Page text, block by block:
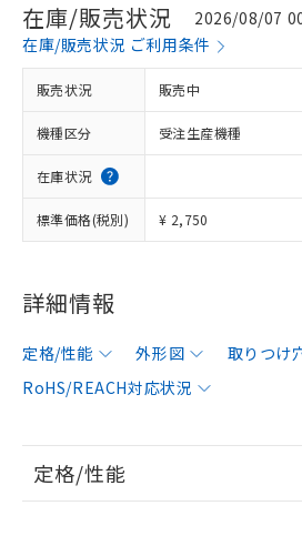
在庫/販売状況
2026/08/07
在庫/販売状況 ご利用条件
販売状況 販売中
機種区分 受注生産機種
在庫状況
標準価格(税別) ¥ 2,750
詳細情報
定格/性能 外形図 取りつけ
RoHS/REACH対応状況
定格/性能